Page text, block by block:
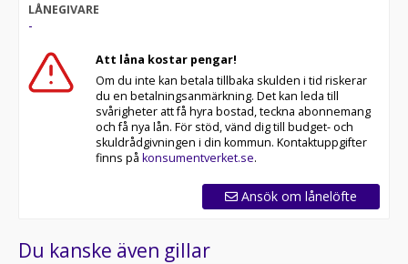
LÅNEGIVARE
-
Att låna kostar pengar!
Om du inte kan betala tillbaka skulden i tid riskerar
du en betalningsanmärkning. Det kan leda till
svårigheter att få hyra bostad, teckna abonnemang
och få nya lån. För stöd, vänd dig till budget- och
skuldrådgivningen i din kommun. Kontaktuppgifter
finns på konsumentverket.se.
Ansök om lånelöfte
Du kanske även gillar